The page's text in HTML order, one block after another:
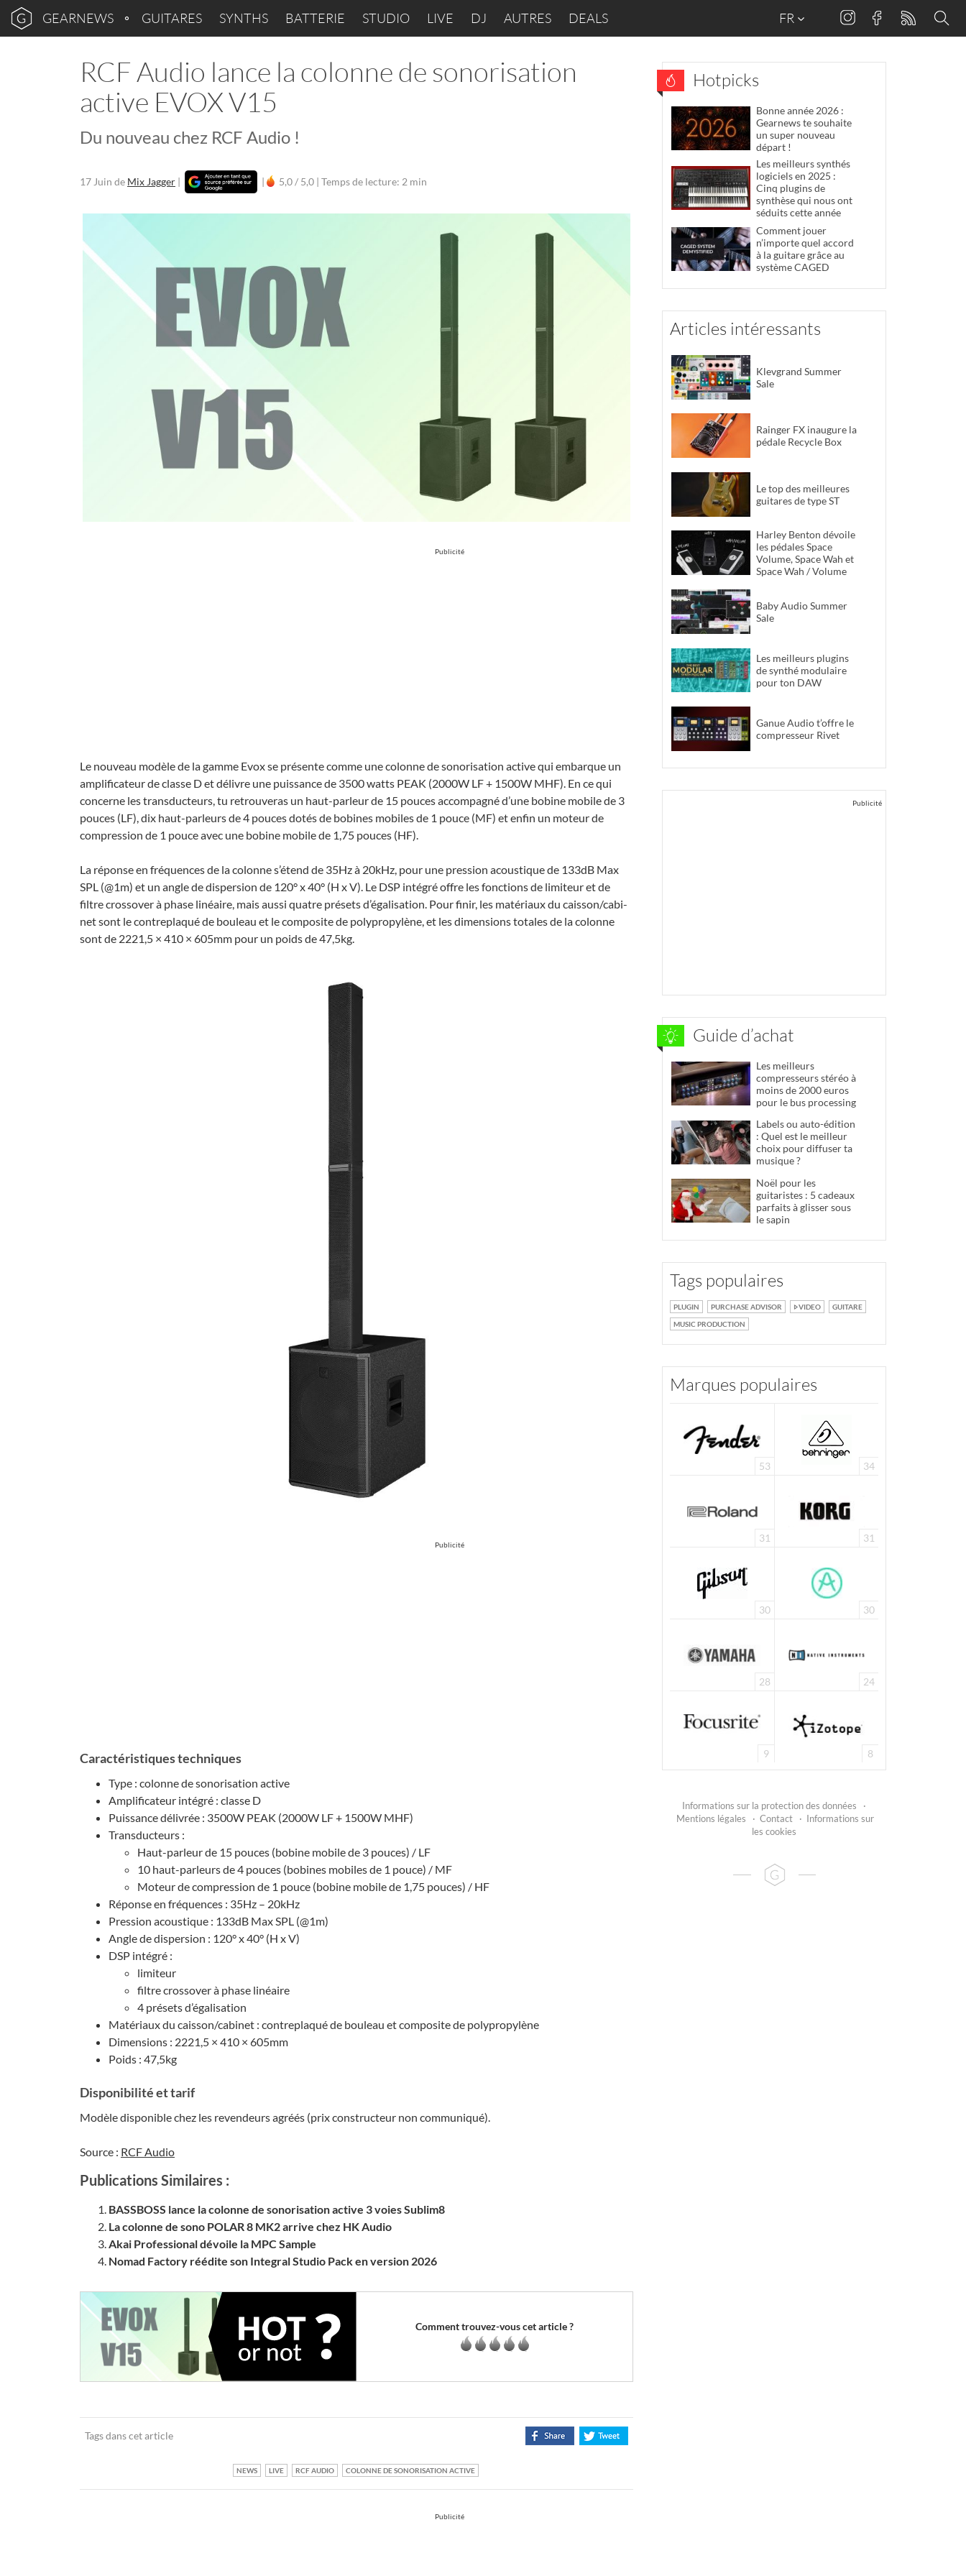
GEARNEWS GUITARES SYNTHS BATTERIE STUDIO LIVE DJ AUTRES DEALS FR
RCF Audio lance la colonne de sonorisation
active EVOX V15
Du nouveau chez RCF Audio !
17 Juin de Mix Jagger | | 5,0 / 5,0 | Temps de lecture: 2 min
Publicité
Le nouveau modèle de la gamme Evox se présente comme une colonne de sono­ri­sa­tion active qui embarque un
ampli­fi­ca­teur de classe D et délivre une puis­sance de 3500 watts PEAK (2000W LF + 1500W MHF). En ce qui
concerne les trans­duc­teurs, tu retrou­ve­ras un haut-parleur de 15 pouces accom­pa­gné d’une bobine mobile de 3
pouces (LF), dix haut-parleurs de 4 pouces dotés de bobines mobiles de 1 pouce (MF) et enfin un moteur de
compres­sion de 1 pouce avec une bobine mobile de 1,75 pouces (HF).
La réponse en fréquences de la colonne s’étend de 35Hz à 20kHz, pour une pres­sion acous­tique de 133dB Max
SPL (@1m) et un angle de disper­sion de 120° x 40° (H x V). Le DSP inté­gré offre les fonc­tions de limi­teur et de
filtre cros­so­ver à phase linéaire, mais aussi quatre présets d’éga­li­sa­tion. Pour finir, les maté­riaux du cais­son/cabi­
net sont le contre­plaqué de bouleau et le compo­site de poly­pro­py­lène, et les dimen­sions totales de la colonne
sont de 2221,5 × 410 × 605mm pour un poids de 47,5kg.
Publicité
Carac­té­ris­tiques tech­niques
Type : colonne de sono­ri­sa­tion active
Ampli­fi­ca­teur inté­gré : classe D
Puis­sance déli­vrée : 3500W PEAK (2000W LF + 1500W MHF)
Trans­duc­teurs :
Haut-parleur de 15 pouces (bobine mobile de 3 pouces) / LF
10 haut-parleurs de 4 pouces (bobines mobiles de 1 pouce) / MF
Moteur de compres­sion de 1 pouce (bobine mobile de 1,75 pouces) / HF
Réponse en fréquences : 35Hz – 20kHz
Pres­sion acous­tique : 133dB Max SPL (@1m)
Angle de disper­sion : 120° x 40° (H x V)
DSP inté­gré :
limi­teur
filtre cros­so­ver à phase linéaire
4 présets d’éga­li­sa­tion
Maté­riaux du cais­son/cabi­net : contre­plaqué de bouleau et compo­site de poly­pro­py­lène
Dimen­sions : 2221,5 × 410 × 605mm
Poids : 47,5kg
Dispo­ni­bi­lité et tarif
Modèle dispo­nible chez les reven­deurs agréés (prix construc­teur non commu­niqué).
Source : RCF Audio
Publications Similaires :
BASSBOSS lance la colonne de sonorisation active 3 voies Sublim8
La colonne de sono POLAR 8 MK2 arrive chez HK Audio
Akai Professional dévoile la MPC Sample
Nomad Factory réédite son Integral Studio Pack en version 2026
Comment trouvez-vous cet article ?
Tags dans cet article
NEWS LIVE RCF AUDIO COLONNE DE SONORISATION ACTIVE
Publicité
Hotpicks
Bonne année 2026 :
Gearnews te souhaite
un super nouveau
départ !
Les meilleurs synthés
logiciels en 2025 :
Cinq plugins de
synthèse qui nous ont
séduits cette année
Comment jouer
n’importe quel accord
à la guitare grâce au
système CAGED
Articles intéressants
Klevgrand Summer
Sale
Rainger FX inaugure la
pédale Recycle Box
Le top des meilleures
guitares de type ST
Harley Benton dévoile
les pédales Space
Volume, Space Wah et
Space Wah / Volume
Baby Audio Summer
Sale
Les meilleurs plugins
de synthé modulaire
pour ton DAW
Ganue Audio t’offre le
compresseur Rivet
Publicité
Guide d’achat
Les meilleurs
compresseurs stéréo à
moins de 2000 euros
pour le bus processing
Labels ou auto-édition
: Quel est le meilleur
choix pour diffuser ta
musique ?
Noël pour les
guitaristes : 5 cadeaux
parfaits à glisser sous
le sapin
Tags populaires
PLUGIN PURCHASE ADVISOR VIDEO
GUITARE
MUSIC PRODUCTION
Marques populaires
53 34
31 31
30 30
28 24
9 8
Informations sur la protection des données
·
Mentions légales
· Contact · Informations sur
les cookies